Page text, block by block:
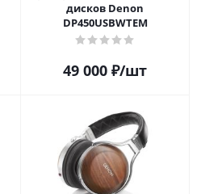
дисков Denon
DP450USBWTEM
49 000 ₽/шт